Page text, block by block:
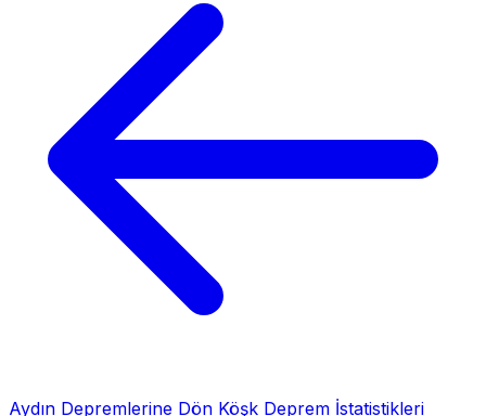
Aydın Depremlerine Dön Köşk Deprem İstatistikleri